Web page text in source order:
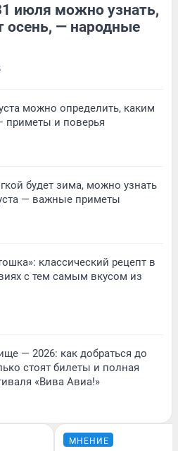
июля можно узнать,
осень, — народные
можно определить, каким
приметы и поверья
будет зима, можно узнать
— важные приметы
классический рецепт в
с тем самым вкусом из
— 2026: как добраться до
стоят билеты и полная
«Вива Авиа!»
МНЕНИЕ